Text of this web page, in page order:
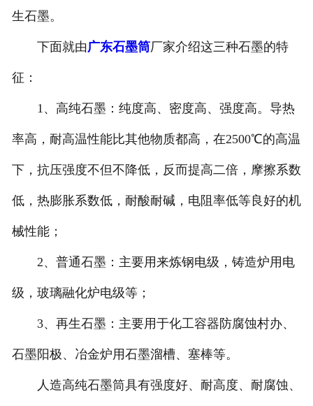
广东电子产品
生石墨。
下面就由广东石墨筒厂家介绍这三种石墨的特
征：
1、高纯石墨：纯度高、密度高、强度高。导热
率高，耐高温性能比其他物质都高，在2500℃的高温
下，抗压强度不但不降低，反而提高二倍，摩擦系数
低，热膨胀系数低，耐酸耐碱，电阻率低等良好的机
械性能；
2、普通石墨：主要用来炼钢电级，铸造炉用电
级，玻璃融化炉电级等；
3、再生石墨：主要用于化工容器防腐蚀村办、
石墨阳极、冶金炉用石墨溜槽、塞棒等。
人造高纯石墨筒具有强度好、耐高度、耐腐蚀、